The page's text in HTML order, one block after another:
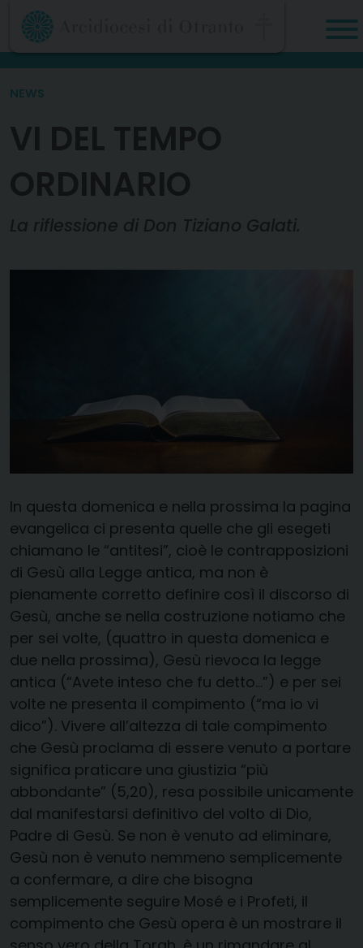
Skip
content
NEWS
VI DEL TEMPO
ORDINARIO
La riflessione di Don Tiziano Galati.
In questa domenica e nella prossima la pagina
evangelica ci presenta quelle che gli esegeti
chiamano le “antitesi”, cioè le contrapposizioni
di Gesù alla Legge antica, ma non è
pienamente corretto definire così il discorso di
Gesù, anche se nella costruzione notiamo che
per sei volte, (quattro in questa domenica e
due nella prossima), Gesù rievoca la legge
antica (“Avete inteso che fu detto…”) e per sei
volte ne presenta il compimento (“ma io vi
dico”). Vivere all’altezza di tale compimento
che Gesù proclama di essere venuto a portare
significa praticare una giustizia “più
abbondante” (5,20), resa possibile unicamente
dal manifestarsi definitivo del volto di Dio,
Padre di Gesù. Se non è venuto ad eliminare,
Gesù non è venuto nemmeno semplicemente
a confermare, a dire che bisogna
semplicemente seguire Mosé e i Profeti, il
compimento che Gesù opera è un mostrare il